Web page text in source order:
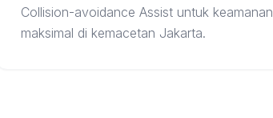
Collision-avoidance Assist untuk keamanan
maksimal di kemacetan Jakarta.